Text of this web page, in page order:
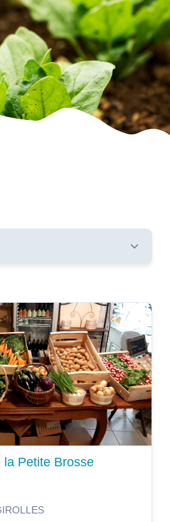
la Petite Brosse